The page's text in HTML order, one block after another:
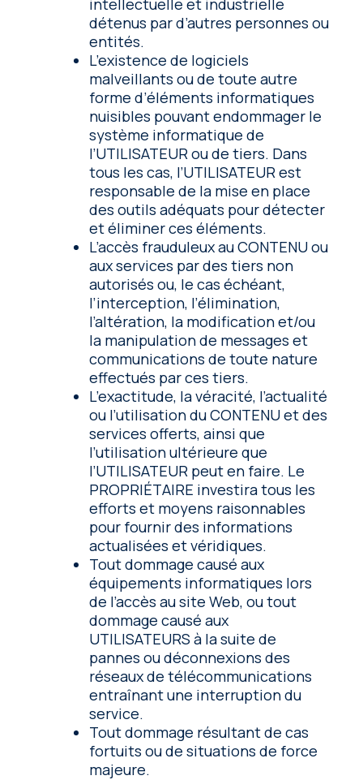
intellectuelle et industrielle
détenus par d’autres personnes ou
entités.
L’existence de logiciels
malveillants ou de toute autre
forme d’éléments informatiques
nuisibles pouvant endommager le
système informatique de
l’UTILISATEUR ou de tiers. Dans
tous les cas, l’UTILISATEUR est
responsable de la mise en place
des outils adéquats pour détecter
et éliminer ces éléments.
L’accès frauduleux au CONTENU ou
aux services par des tiers non
autorisés ou, le cas échéant,
l’interception, l’élimination,
l’altération, la modification et/ou
la manipulation de messages et
communications de toute nature
effectués par ces tiers.
L’exactitude, la véracité, l’actualité
ou l’utilisation du CONTENU et des
services offerts, ainsi que
l’utilisation ultérieure que
l’UTILISATEUR peut en faire. Le
PROPRIÉTAIRE investira tous les
efforts et moyens raisonnables
pour fournir des informations
actualisées et véridiques.
Tout dommage causé aux
équipements informatiques lors
de l’accès au site Web, ou tout
dommage causé aux
UTILISATEURS à la suite de
pannes ou déconnexions des
réseaux de télécommunications
entraînant une interruption du
service.
Tout dommage résultant de cas
fortuits ou de situations de force
majeure.